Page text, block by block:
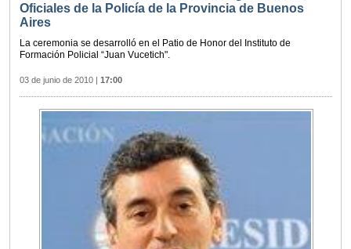
Oficiales de la Policía de la Provincia de Buenos
Aires
La ceremonia se desarrolló en el Patio de Honor del Instituto de
Formación Policial “Juan Vucetich".
03 de junio de 2010 | 17:00